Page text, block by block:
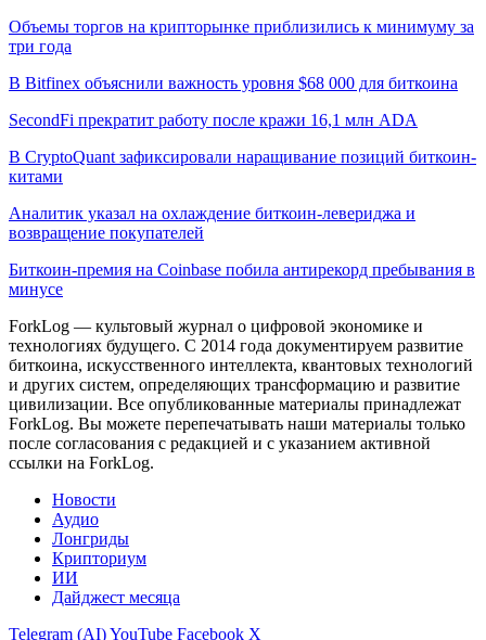
Объемы торгов на крипторынке приблизились к минимуму за
три года
В Bitfinex объяснили важность уровня $68 000 для биткоина
SecondFi прекратит работу после кражи 16,1 млн ADA
В CryptoQuant зафиксировали наращивание позиций биткоин-
китами
Аналитик указал на охлаждение биткоин-левериджа и
возвращение покупателей
Биткоин-премия на Coinbase побила антирекорд пребывания в
минусе
ForkLog — культовый журнал о цифровой экономике и
технологиях будущего. С 2014 года документируем развитие
биткоина, искусственного интеллекта, квантовых технологий
и других систем, определяющих трансформацию и развитие
цивилизации. Все опубликованные материалы принадлежат
ForkLog. Вы можете перепечатывать наши материалы только
после согласования с редакцией и с указанием активной
ссылки на ForkLog.
Новости
Аудио
Лонгриды
Крипториум
ИИ
Дайджест месяца
Telegram (AI)YouTube Facebook X